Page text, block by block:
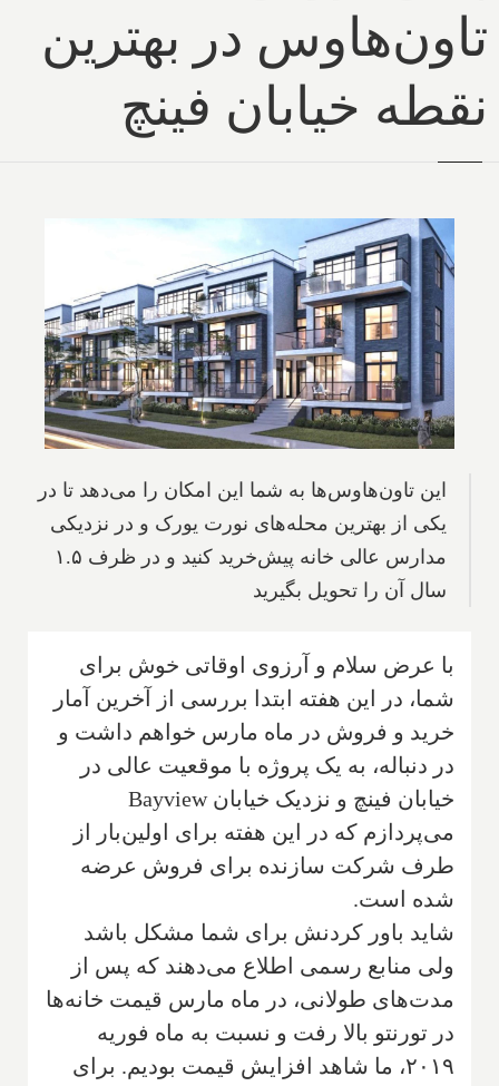
تاون‌هاوس در بهترین
نقطه خیابان فینچ
این تاون‌هاوس‌ها به شما این امکان را می‌دهد تا در
یکی از بهترین محله‌های نورت یورک و در نزدیکی
مدارس عالی خانه پیش‌خرید کنید و در ظرف ۱.۵
سال آن را تحویل بگیرید
با عرض سلام و آرزوی اوقاتی خوش برای
شما، در این هفته ابتدا بررسی از آخرین آمار
خرید و فروش در ماه مارس خواهم داشت و
در دنباله، به یک پروژه با موقعیت عالی در
خیابان فینچ و نزدیک خیابانBayview
می‌پردازم که در این هفته برای اولین‌بار از
طرف شرکت سازنده برای فروش عرضه
شده است.
شاید باور کردنش برای شما مشکل باشد
ولی منابع رسمی اطلاع می‌دهند که پس از
مدت‌های طولانی، در ماه مارس قیمت خانه‌ها
در تورنتو بالا رفت و نسبت به ماه فوریه
۲۰۱۹، ما شاهد افزایش قیمت بودیم. برای